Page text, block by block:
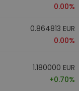
0.00%
0.864813 EUR
0.00%
1.180000 EUR
+0.70%